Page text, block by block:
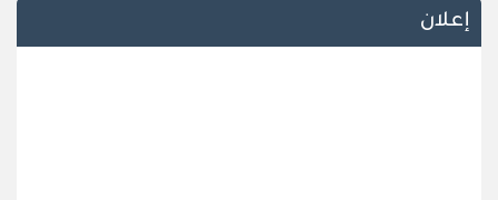
إعلان